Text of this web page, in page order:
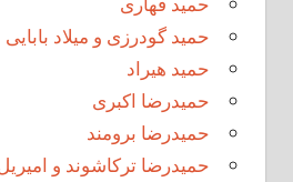
حمید گودرزی و میلاد بابایی
حمید هیراد
حمیدرضا اکبری
حمیدرضا برومند
حمیدرضا ترکاشوند و